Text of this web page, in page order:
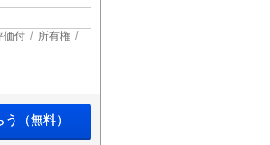
価付
所有権
（無料）